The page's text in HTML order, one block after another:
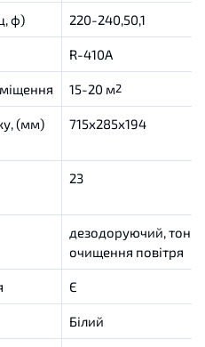
ф) 220-240,50,1
R-410A
15-20 м2
(мм)
715x285x194
23
дезодоруючий,
очищення повітря
Є
Білий